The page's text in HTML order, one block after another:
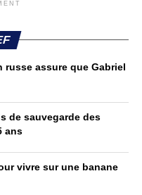
russe assure que Gabriel
de sauvegarde des
ans
vivre sur une banane